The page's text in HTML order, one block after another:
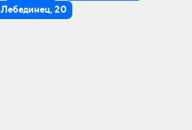
Лебединец, 20